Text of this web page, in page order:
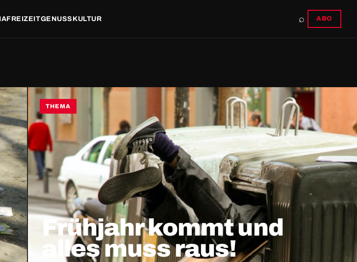
FREIZEITGENUSS KULTUR ⌕ ABO
THEMA
Frühjahr kommt und
alles muss raus!